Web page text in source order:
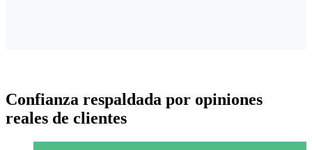
Confianza respaldada por opiniones
reales de clientes